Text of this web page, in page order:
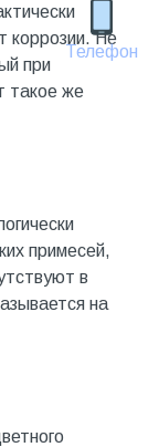
Телефон
коррозии. Не
при
такое же
примесей,
в
на